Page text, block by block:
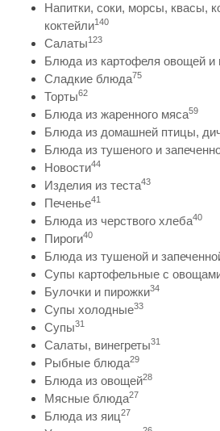
Напитки, соки, морсы, квасы,
коктейли140
Салаты123
Блюда из картофеля овощей и
Сладкие блюда75
Торты62
Блюда из жаренного мяса59
Блюда из домашней птицы,
Блюда из тушеного и
Новости44
Изделия из теста43
Печенье41
Блюда из черствого хлеба40
Пироги40
Блюда из тушеной и
Супы картофельные с
Булочки и пирожки34
Супы холодные33
Супы31
Салаты, винегреты31
Рыбные блюда29
Блюда из овощей28
Мясные блюда27
Блюда из яиц27